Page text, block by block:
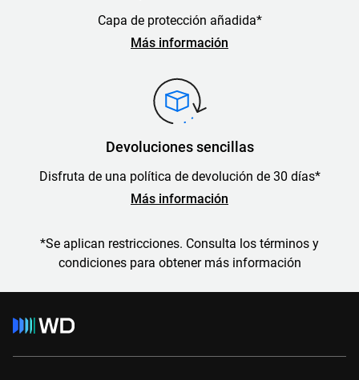
Capa de protección añadida*
Más información
Devoluciones sencillas
Disfruta de una política de devolución de 30 días*
Más información
*Se aplican restricciones. Consulta los términos y
condiciones para obtener más información